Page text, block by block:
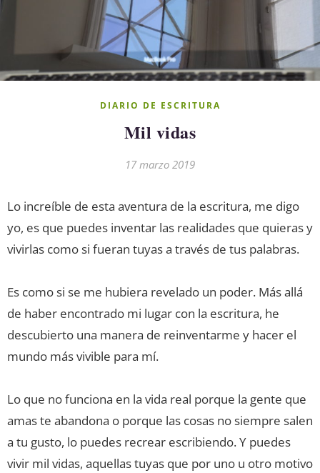
DIARIO DE ESCRITURA
Mil vidas
17 marzo 2019
Lo increíble de esta aventura de la escritura, me digo
yo, es que puedes inventar las realidades que quieras y
vivirlas como si fueran tuyas a través de tus palabras.
Es como si se me hubiera revelado un poder. Más allá
de haber encontrado mi lugar con la escritura, he
descubierto una manera de reinventarme y hacer el
mundo más vivible para mí.
Lo que no funciona en la vida real porque la gente que
amas te abandona o porque las cosas no siempre salen
a tu gusto, lo puedes recrear escribiendo. Y puedes
vivir mil vidas, aquellas tuyas que por uno u otro motivo